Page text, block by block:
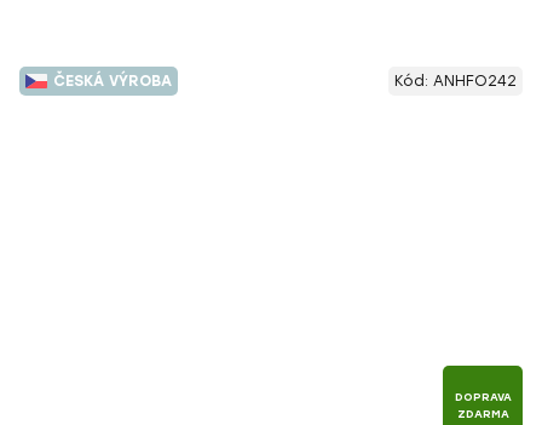
ČESKÁ VÝROBA
DOPRAVA
ZDARMA
Kód: ANHFO242